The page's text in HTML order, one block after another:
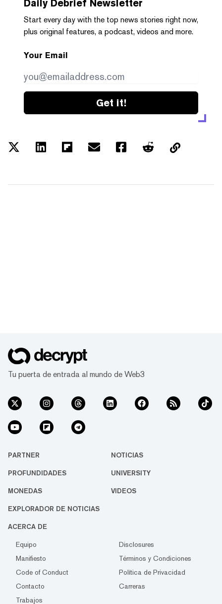
Daily Debrief Newsletter
Start every day with the top news stories right now,
plus original features, a podcast, videos and more.
Your Email
Get it!
Tu puerta de entrada al mundo de Web3
PARTNER NOTICIAS
PROFUNDIDADES UNIVERSITY
MONEDAS VIDEOS
EXPLORADOR DE NOTICIAS
ACERCA DE
Equipo
Disclosures
Manifiesto
Términos y Condiciones
Code of Conduct
Política de Privacidad
Contacto
Carreras
Trabajos